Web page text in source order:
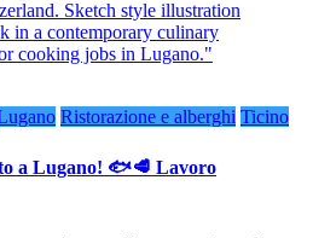
Ristorazione e alberghi Ticino
a Lugano! 🐟🥩 Lavoro